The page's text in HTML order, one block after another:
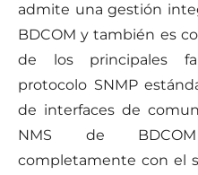
admite una gestión
BDCOM y también es
de los principales
protocolo SNMP
de interfaces de
NMS de
completamente con el